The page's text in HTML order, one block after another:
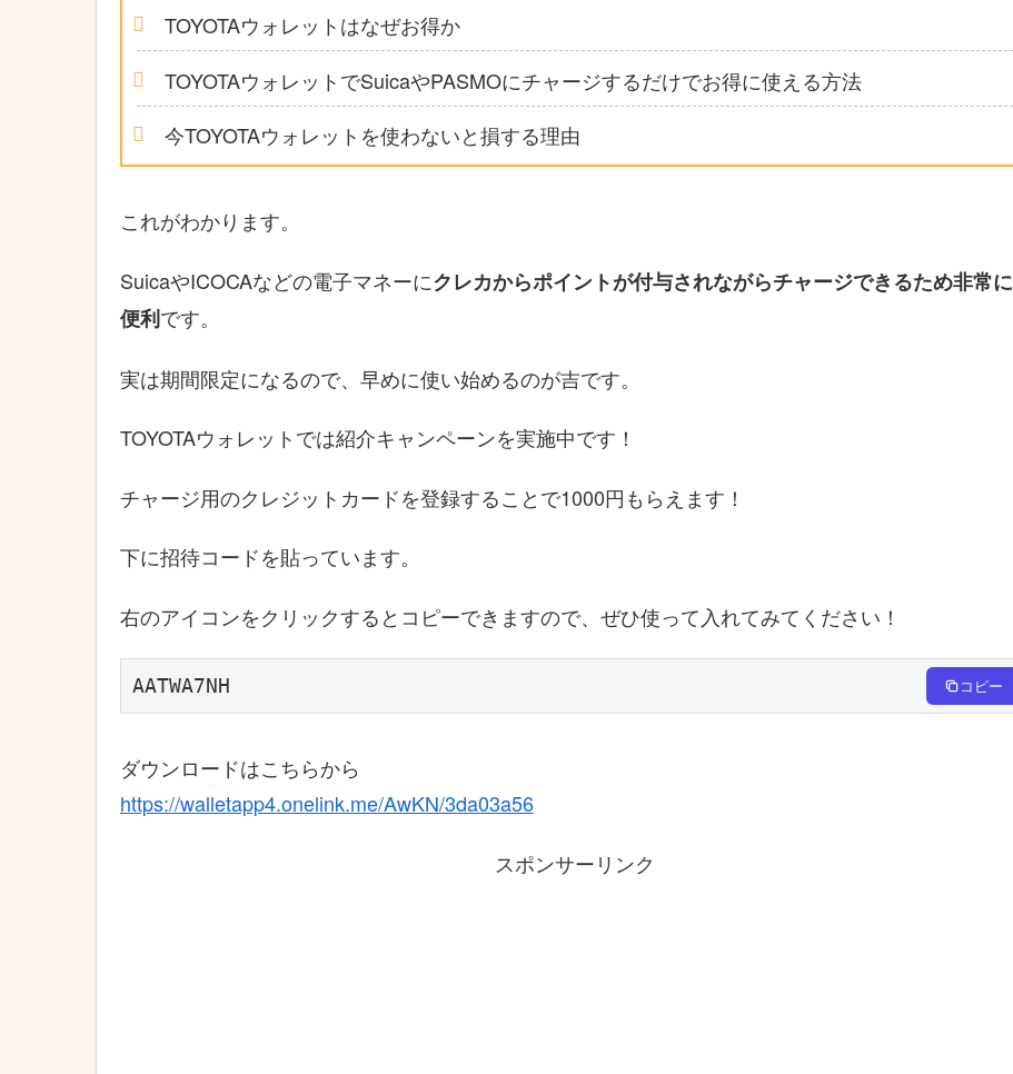
TOYOTAウォレットはなぜお得か
TOYOTAウォレットでSuicaやPASMOにチャージするだけでお得に使える方法
今TOYOTAウォレットを使わないと損する理由
これがわかります。
SuicaやICOCAなどの電子マネーにクレカからポイントが付与されながらチャージできるため非常に
便利です。
実は期間限定になるので、早めに使い始めるのが吉です。
TOYOTAウォレットでは紹介キャンペーンを実施中です！
チャージ用のクレジットカードを登録することで1000円もらえます！
下に招待コードを貼っています。
右のアイコンをクリックするとコピーできますので、ぜひ使って入れてみてください！
AATWA7NH コピー
ダウンロードはこちらから
https://walletapp4.onelink.me/AwKN/3da03a56
スポンサーリンク